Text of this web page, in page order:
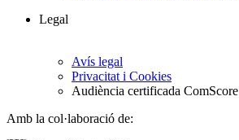
Legal
Avís legal
Privacitat i Cookies
Audiència certificada ComScore
Amb la col·laboració de: